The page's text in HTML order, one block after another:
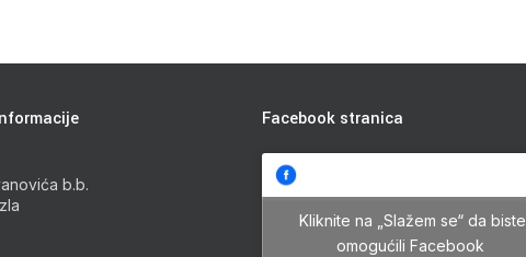
b.b.
Facebook stranica
Kliknite na „Slažem se“ da biste
omogućili Facebook